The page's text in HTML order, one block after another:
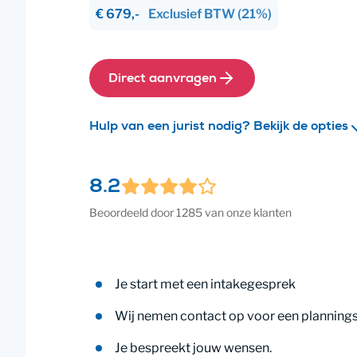
€ 679,- Exclusief BTW (21%)
Direct aanvragen
Hulp van een jurist nodig? Bekijk de opties
8.2
Beoordeeld door 1285 van onze klanten
Je start met een intakegesprek
Wij nemen contact op voor een
Je bespreekt jouw wensen.